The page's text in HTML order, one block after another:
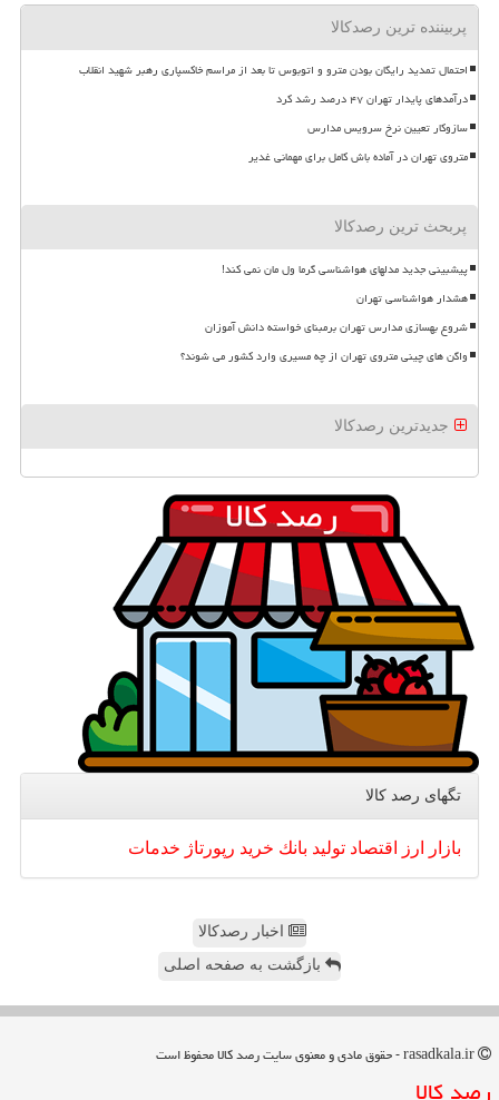
پربیننده ترین رصدکالا
احتمال تمدید رایگان بودن مترو و اتوبوس تا بعد از مراسم خاکسپاری رهبر شهید انقلاب
درآمدهای پایدار تهران ۴۷ درصد رشد کرد
سازوکار تعیین نرخ سرویس مدارس
متروی تهران در آماده باش کامل برای مهمانی غدیر
پربحث ترین رصدکالا
پیشبینی جدید مدلهای هواشناسی گرما ول مان نمی کند!
هشدار هواشناسی تهران
شروع بهسازی مدارس تهران برمبنای خواسته دانش آموزان
واگن های چینی متروی تهران از چه مسیری وارد کشور می شوند؟
جدیدترین رصدکالا
تگهای رصد كالا
بازار ارز اقتصاد تولید بانك خرید رپورتاژ خدمات
اخبار رصدکالا
بازگشت به صفحه اصلی